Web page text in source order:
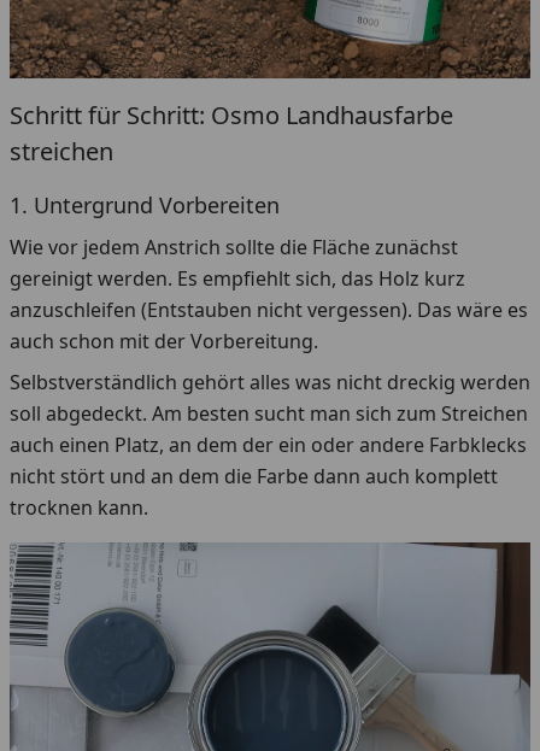
Schritt für Schritt: Osmo Landhausfarbe
streichen
1. Untergrund Vorbereiten
Wie vor jedem Anstrich sollte die Fläche zunächst
gereinigt werden. Es empfiehlt sich, das Holz kurz
anzuschleifen (Entstauben nicht vergessen). Das wäre es
auch schon mit der Vorbereitung.
Selbstverständlich gehört alles was nicht dreckig werden
soll abgedeckt. Am besten sucht man sich zum Streichen
auch einen Platz, an dem der ein oder andere Farbklecks
nicht stört und an dem die Farbe dann auch komplett
trocknen kann.